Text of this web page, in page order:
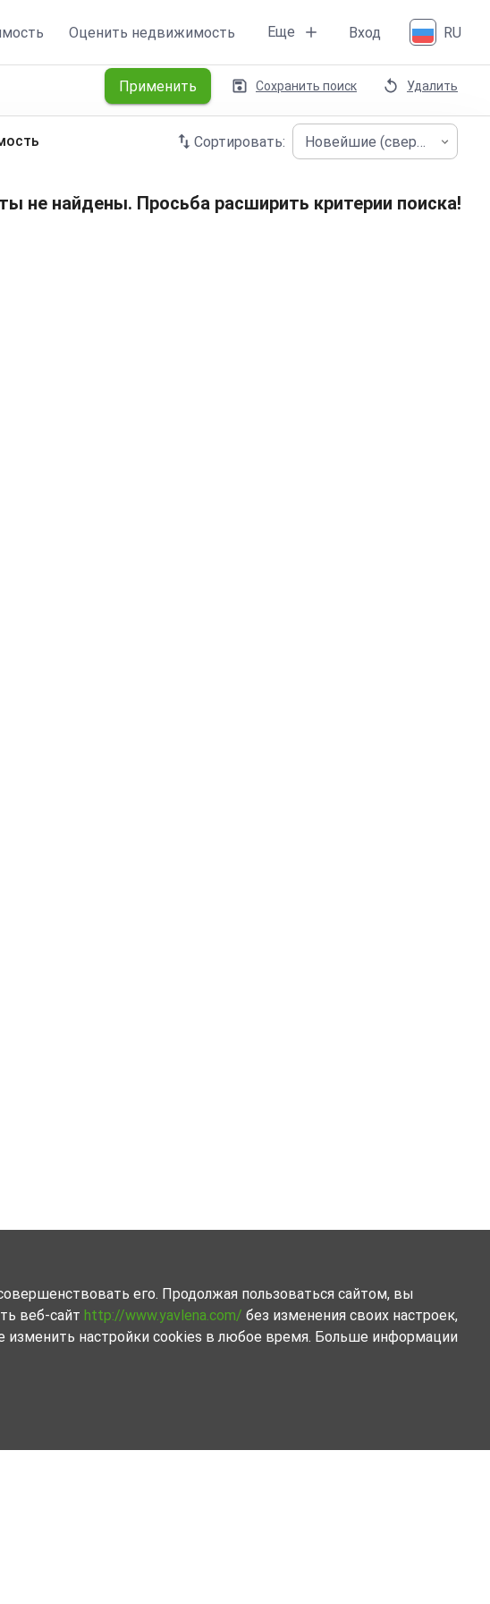
Оценить недвижимость Еще Вход RU
Применить Сохранить поиск Удалить
Сортировать: Новейшие (сверху)
не найдены. Просьба расширить критерии поиска!
его. Продолжая пользоваться сайтом, вы
веб-сайт http://www.yavlena.com/ без изменения своих настроек,
изменить настройки cookies в любое время. Больше информации